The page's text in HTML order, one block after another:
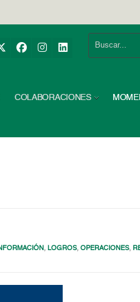
COLABORACIONES
, LOGROS,OPERACIONES,